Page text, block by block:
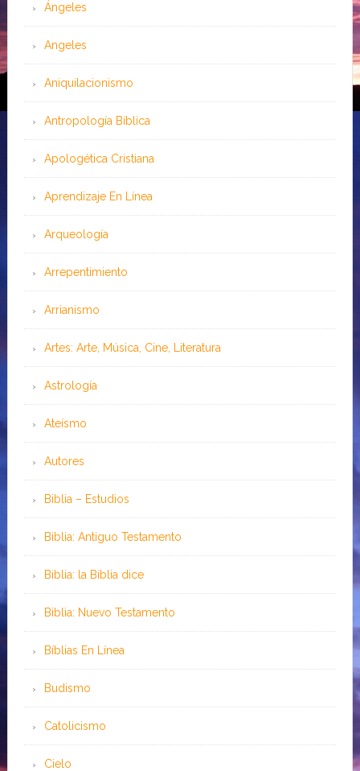
Ángeles
Angeles
Aniquilacionismo
Antropología Bíblica
Apologética Cristiana
Aprendizaje En Línea
Arqueología
Arrepentimiento
Arrianismo
Artes: Arte, Música, Cine, Literatura
Astrología
Ateísmo
Autores
Biblia – Estudios
Biblia: Antiguo Testamento
Biblia: la Biblia dice
Biblia: Nuevo Testamento
Bíblias En Línea
Budismo
Catolicismo
Cielo